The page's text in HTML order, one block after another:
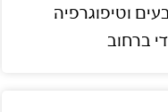
וטיפוגרפיה
ברחוב